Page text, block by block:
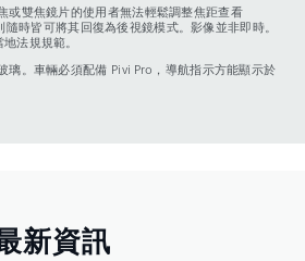
或雙焦鏡片的使用者無法輕鬆調整焦距查看
時皆可將其回復為後視鏡模式。影像並非即時。
法規規範。
璃。車輛必須配備 Pivi Pro，導航指示方能顯示於
新資訊